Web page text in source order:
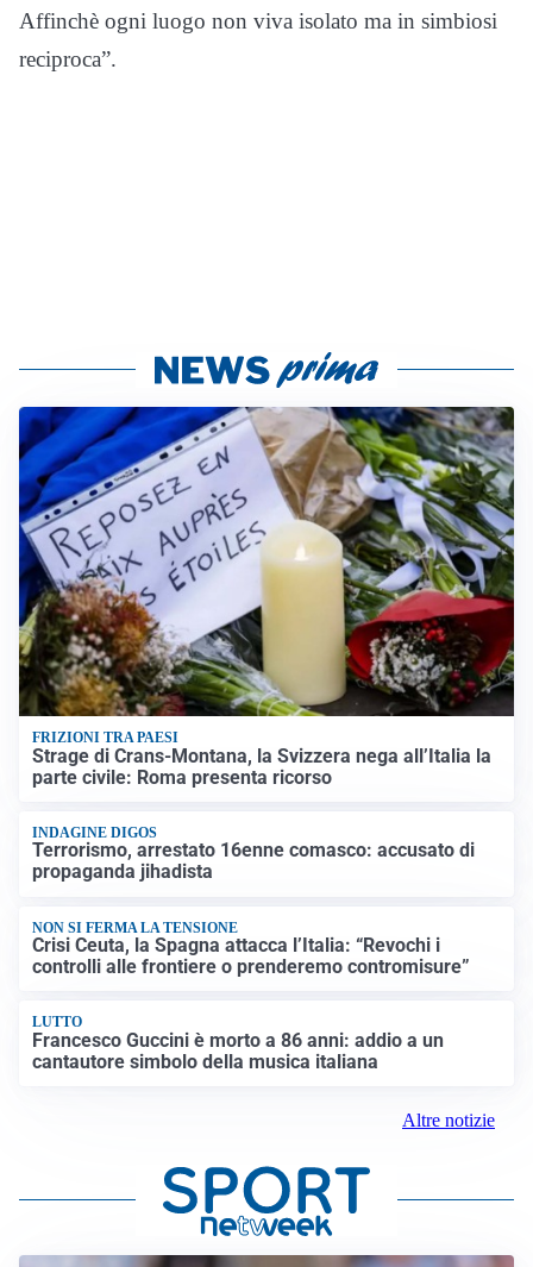
Affinchè ogni luogo non viva isolato ma in simbiosi
reciproca”.
FRIZIONI TRA PAESI
Strage di Crans-Montana, la Svizzera nega all’Italia la
parte civile: Roma presenta ricorso
INDAGINE DIGOS
Terrorismo, arrestato 16enne comasco: accusato di
propaganda jihadista
NON SI FERMA LA TENSIONE
Crisi Ceuta, la Spagna attacca l’Italia: “Revochi i
controlli alle frontiere o prenderemo contromisure”
LUTTO
Francesco Guccini è morto a 86 anni: addio a un
cantautore simbolo della musica italiana
Altre notizie